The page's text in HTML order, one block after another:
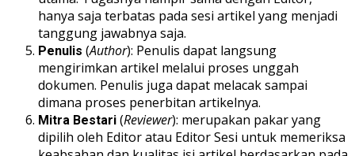
hanya saja terbatas pada sesi artikel yang menjadi
tanggung jawabnya saja.
Penulis (Author): Penulis dapat langsung
mengirimkan artikel melalui proses unggah
dokumen. Penulis juga dapat melacak sampai
dimana proses penerbitan artikelnya.
Mitra Bestari (Reviewer): merupakan pakar yang
dipilih oleh Editor atau Editor Sesi untuk memeriksa